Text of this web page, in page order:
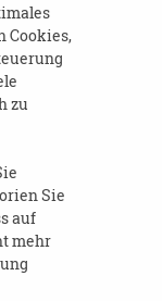
Cookies,
zu
Sie
auf
mehr